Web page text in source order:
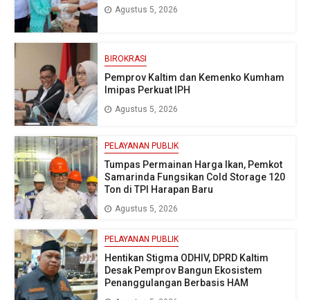
Agustus 5, 2026
BIROKRASI
Pemprov Kaltim dan Kemenko Kumham
Imipas Perkuat IPH
Agustus 5, 2026
PELAYANAN PUBLIK
Tumpas Permainan Harga Ikan, Pemkot
Samarinda Fungsikan Cold Storage 120
Ton di TPI Harapan Baru
Agustus 5, 2026
PELAYANAN PUBLIK
Hentikan Stigma ODHIV, DPRD Kaltim
Desak Pemprov Bangun Ekosistem
Penanggulangan Berbasis HAM